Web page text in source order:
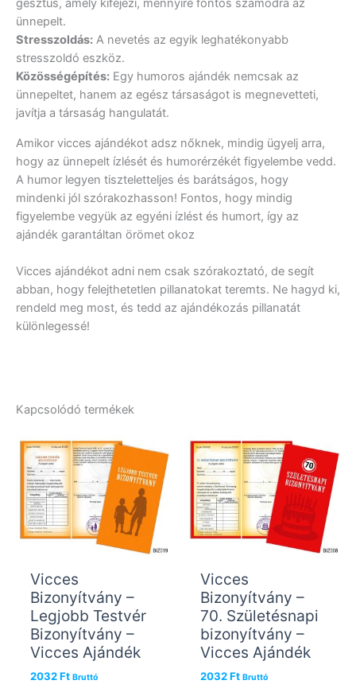
gesztus, amely kifejezi, mennyire fontos számodra az
ünnepelt.
Stresszoldás: A nevetés az egyik leghatékonyabb
stresszoldó eszköz.
Közösségépítés: Egy humoros ajándék nemcsak az
ünnepeltet, hanem az egész társaságot is megnevetteti,
javítja a társaság hangulatát.
Amikor vicces ajándékot adsz nőknek, mindig ügyelj arra,
hogy az ünnepelt ízlését és humorérzékét figyelembe vedd.
A humor legyen tiszteletteljes és barátságos, hogy
mindenki jól szórakozhasson! Fontos, hogy mindig
figyelembe vegyük az egyéni ízlést és humort, így az
ajándék garantáltan örömet okoz
Vicces ajándékot adni nem csak szórakoztató, de segít
abban, hogy felejthetetlen pillanatokat teremts. Ne hagyd ki,
rendeld meg most, és tedd az ajándékozás pillanatát
különlegessé!
Kapcsolódó termékek
Vicces
Bizonyítvány –
Legjobb Testvér
Bizonyítvány –
Vicces Ajándék
2032Ft Bruttó
Vicces
Bizonyítvány –
70. Születésnapi
bizonyítvány –
Vicces Ajándék
2032Ft Bruttó